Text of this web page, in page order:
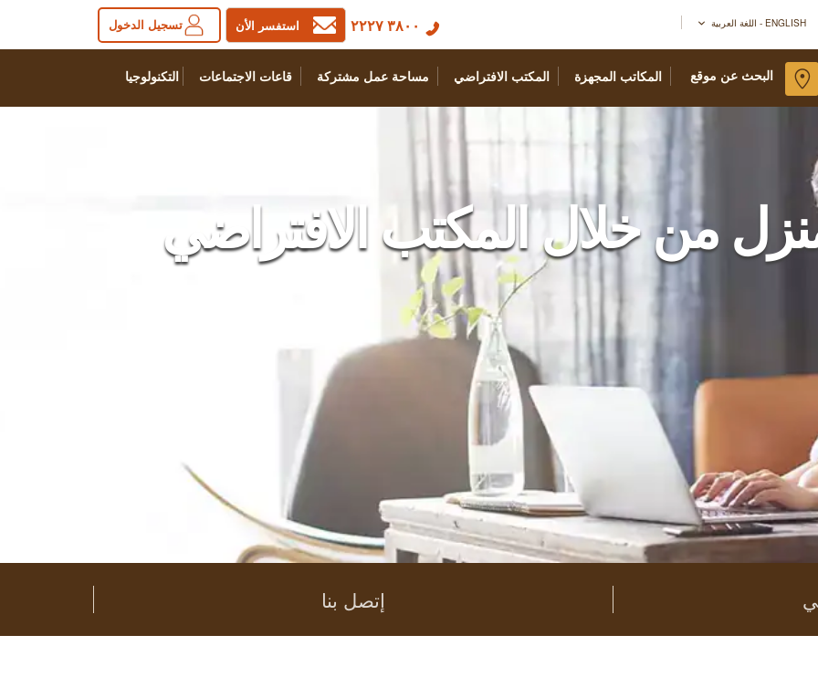
ENGLISH - اللغة العربية تسجيل الدخول استفسر الأن ٣٨٠٠ ٢٢٢٧
المكاتب المجهزة المكتب الافتراضي مساحة عمل مشتركة قاعات الاجتماعات التكنولوجيا البحث عن موقع
من خلال المكتب الافتراضي
إتصل بنا